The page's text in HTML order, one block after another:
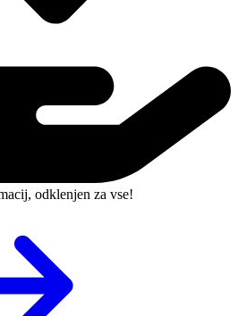
odklenjen za vse!